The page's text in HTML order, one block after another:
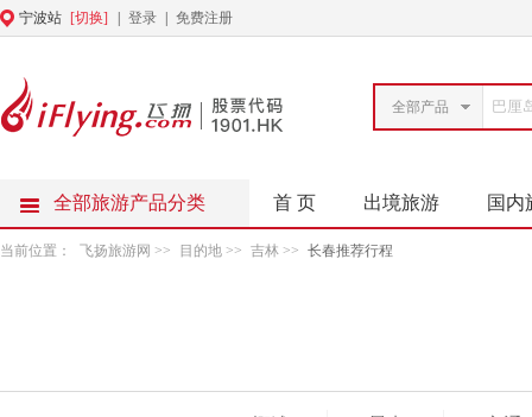
宁波站 [切换] 登录 免费注册
全部产品
全部旅游产品分类 首 页 出境旅游 国内
当前位置： 飞扬旅游网 >> 目的地 >> 吉林 >> 长春推荐行程